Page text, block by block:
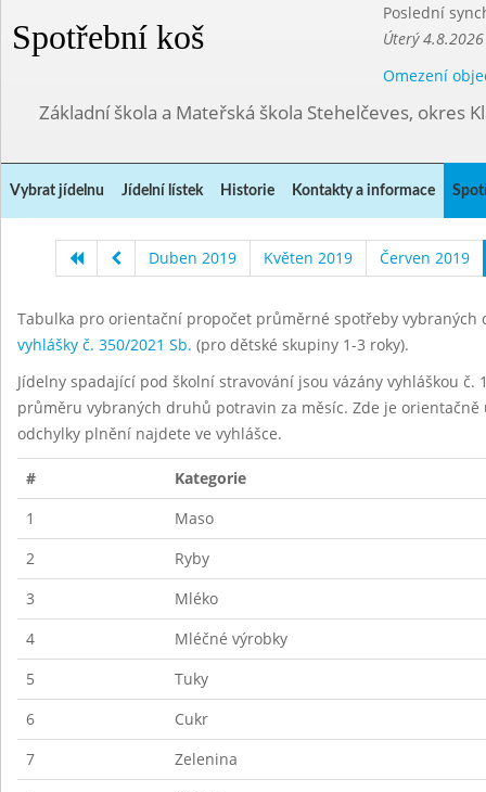
Spotřební koš
Poslední
Úterý
Omezení
Základní škola a Mateřská škola Stehelčeves, okres
Vybrat jídelnu Jídelní lístek Historie Kontakty a informace
Duben 2019 Květen 2019 Červen 2019
Tabulka pro orientační propočet průměrné spotřeby
vyhlášky č. 350/2021 Sb. (pro dětské skupiny 1-3 roky).
Jídelny spadající pod školní stravování jsou vázány vyhláškou
průměru vybraných druhů potravin za měsíc. Zde je
odchylky plnění najdete ve vyhlášce.
#
Kategorie
1
Maso
2
Ryby
3
Mléko
4
Mléčné výrobky
5
Tuky
6
Cukr
7
Zelenina